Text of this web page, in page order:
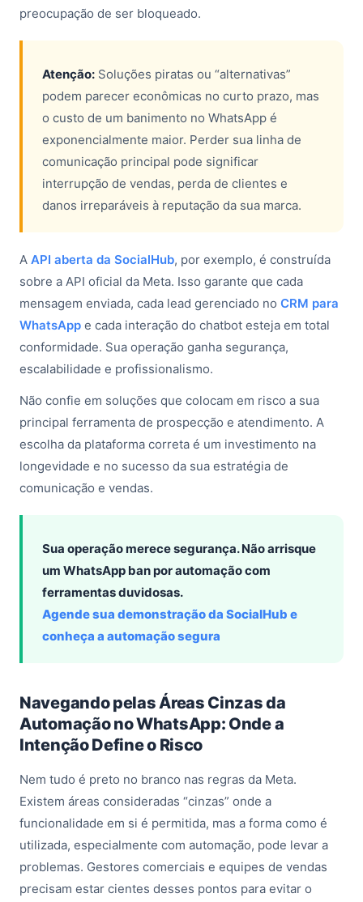
preocupação de ser bloqueado.
Atenção: Soluções piratas ou “alternativas”
podem parecer econômicas no curto prazo, mas
o custo de um banimento no WhatsApp é
exponencialmente maior. Perder sua linha de
comunicação principal pode significar
interrupção de vendas, perda de clientes e
danos irreparáveis à reputação da sua marca.
A API aberta da SocialHub, por exemplo, é construída
sobre a API oficial da Meta. Isso garante que cada
mensagem enviada, cada lead gerenciado no CRM para
WhatsApp e cada interação do chatbot esteja em total
conformidade. Sua operação ganha segurança,
escalabilidade e profissionalismo.
Não confie em soluções que colocam em risco a sua
principal ferramenta de prospecção e atendimento. A
escolha da plataforma correta é um investimento na
longevidade e no sucesso da sua estratégia de
comunicação e vendas.
Sua operação merece segurança. Não arrisque
um WhatsApp ban por automação com
ferramentas duvidosas.
Agende sua demonstração da SocialHub e
conheça a automação segura
Navegando pelas Áreas Cinzas da
Automação no WhatsApp: Onde a
Intenção Define o Risco
Nem tudo é preto no branco nas regras da Meta.
Existem áreas consideradas “cinzas” onde a
funcionalidade em si é permitida, mas a forma como é
utilizada, especialmente com automação, pode levar a
problemas. Gestores comerciais e equipes de vendas
precisam estar cientes desses pontos para evitar o